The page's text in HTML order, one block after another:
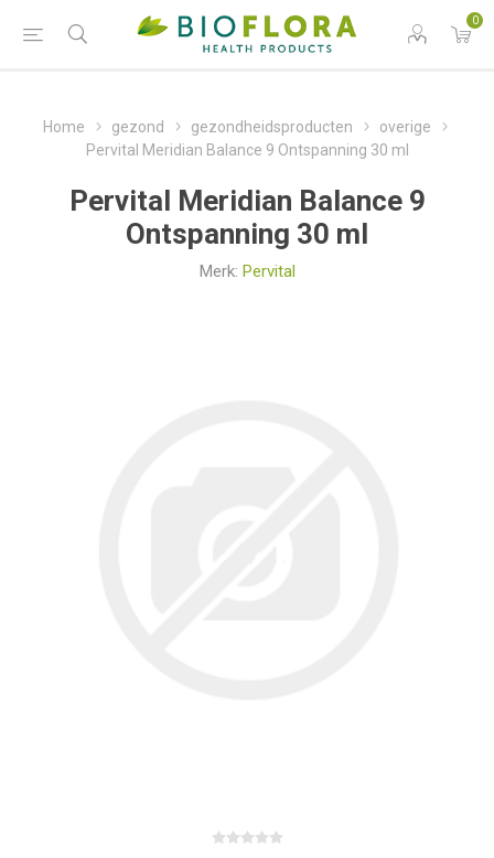
0
Home gezond gezondheidsproducten
overige
Pervital Meridian Balance 9 Ontspanning 30 ml
Pervital Meridian Balance 9
Ontspanning 30 ml
Merk: Pervital